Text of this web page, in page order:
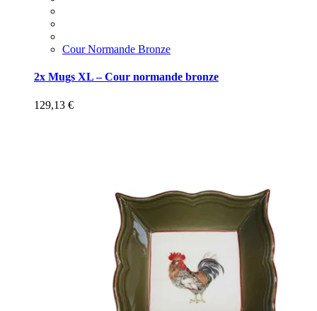
Cour Normande Bronze
2x Mugs XL – Cour normande bronze
129,13 €